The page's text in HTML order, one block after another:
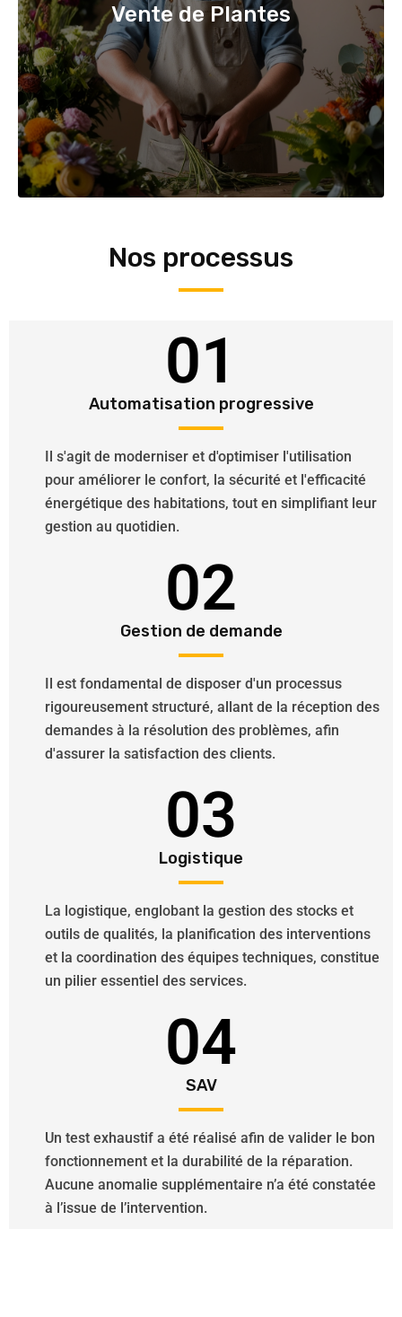
Vente de Plantes
Nos processus
01
Automatisation progressive
Il s'agit de moderniser et d'optimiser l'utilisation
pour améliorer le confort, la sécurité et l'efficacité
énergétique des habitations, tout en simplifiant leur
gestion au quotidien.
02
Gestion de demande
Il est fondamental de disposer d'un processus
rigoureusement structuré, allant de la réception des
demandes à la résolution des problèmes, afin
d'assurer la satisfaction des clients.
03
Logistique
La logistique, englobant la gestion des stocks et
outils de qualités, la planification des interventions
et la coordination des équipes techniques, constitue
un pilier essentiel des services.
04
SAV
Un test exhaustif a été réalisé afin de valider le bon
fonctionnement et la durabilité de la réparation.
Aucune anomalie supplémentaire n’a été constatée
à l’issue de l’intervention.